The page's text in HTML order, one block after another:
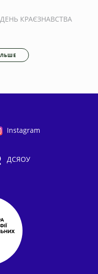
КРАЄЗНАВСТВА
Instagram
ДСЯОУ